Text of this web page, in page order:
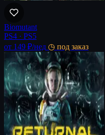
Biomutant
PS4 · PS5
от 149 ₽/нед ◷ под заказ